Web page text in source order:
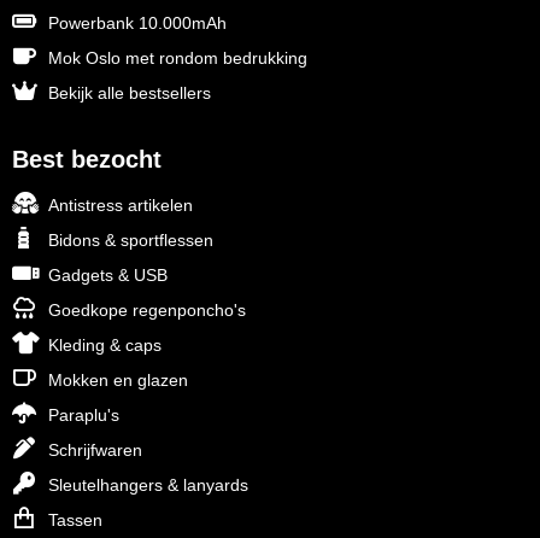
Powerbank 10.000mAh
Mok Oslo met rondom bedrukking
Bekijk alle bestsellers
Best bezocht
Antistress artikelen
Bidons & sportflessen
Gadgets & USB
Goedkope regenponcho's
Kleding & caps
Mokken en glazen
Paraplu's
Schrijfwaren
Sleutelhangers & lanyards
Tassen